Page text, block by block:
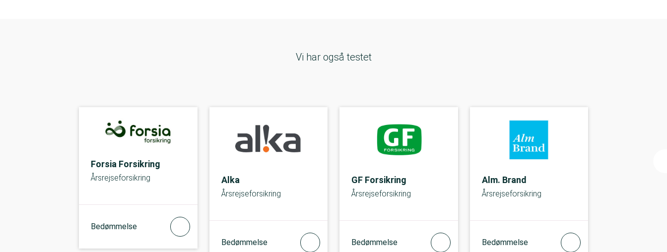
Vi har også testet
Forsia Forsikring
Årsrejseforsikring
Bedømmelse
Alka
Årsrejseforsikring
Bedømmelse
GF Forsikring
Årsrejseforsikring
Bedømmelse
Alm. Brand
Årsrejseforsikring
Bedømmelse